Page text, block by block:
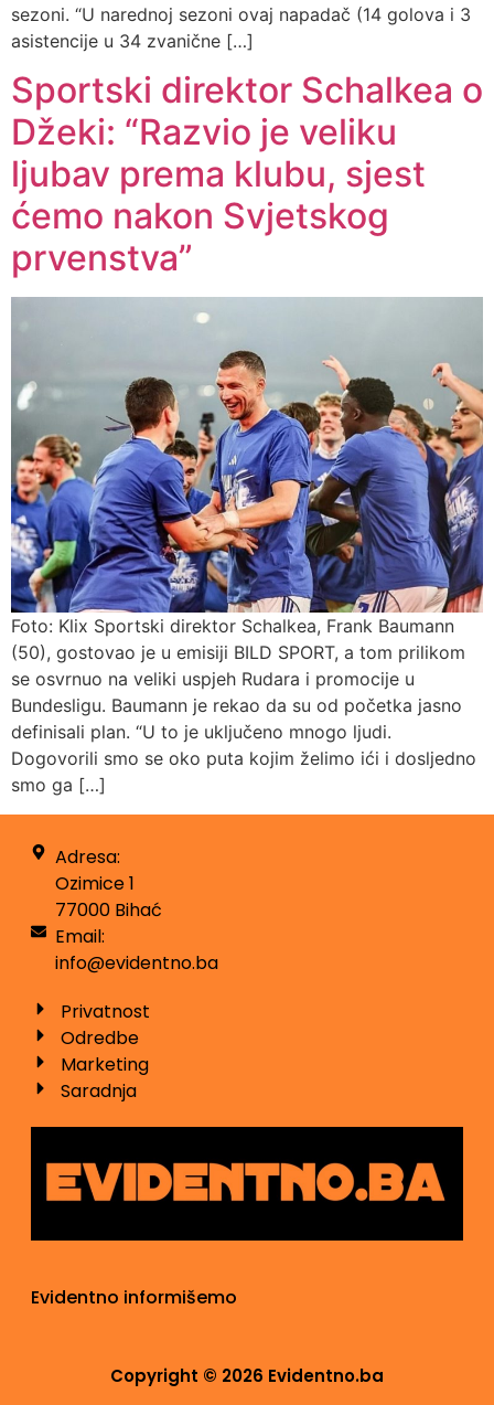
sezoni. “U narednoj sezoni ovaj napadač (14 golova i 3
asistencije u 34 zvanične […]
Sportski direktor Schalkea o
Džeki: “Razvio je veliku
ljubav prema klubu, sjest
ćemo nakon Svjetskog
prvenstva”
Foto: Klix Sportski direktor Schalkea, Frank Baumann
(50), gostovao je u emisiji BILD SPORT, a tom prilikom
se osvrnuo na veliki uspjeh Rudara i promocije u
Bundesligu. Baumann je rekao da su od početka jasno
definisali plan. “U to je uključeno mnogo ljudi.
Dogovorili smo se oko puta kojim želimo ići i dosljedno
smo ga […]
Adresa:
Ozimice 1
77000 Bihać
Email:
info@evidentno.ba
Privatnost
Odredbe
Marketing
Saradnja
Evidentno informišemo
Copyright © 2026 Evidentno.ba